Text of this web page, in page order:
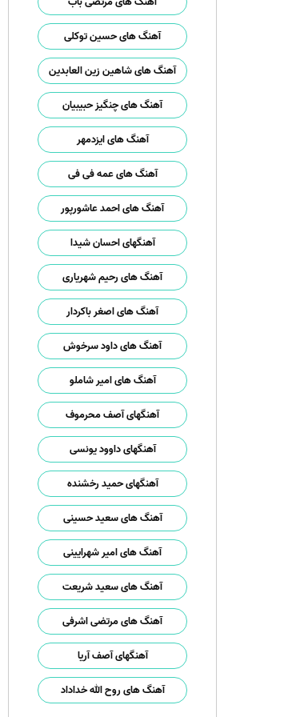
آهنگ های حسین توکلی
آهنگ های شاهین زین العابدین
آهنگ های چنگیز حبیبیان
آهنگ های ایزدمهر
آهنگ های عمه فی فی
آهنگ های احمد عاشورپور
آهنگهای احسان شیدا
آهنگ های رحیم شهریاری
آهنگ های اصغر باکردار
آهنگ های داود سرخوش
آهنگ های امیر شاملو
آهنگهای آصف محرموف
آهنگهای داوود یونسی
آهنگهای حمید رخشنده
آهنگ های سعید حسینی
آهنگ های امیر شهرایینی
آهنگ های سعید شریعت
آهنگ های مرتضی اشرفی
آهنگهای آصف آریا
آهنگ های روح الله خداداد